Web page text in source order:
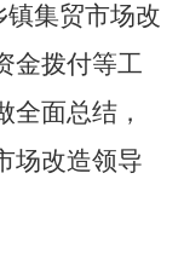
镇集贸市场改
金拨付等工
全面总结 ，
场改造领导